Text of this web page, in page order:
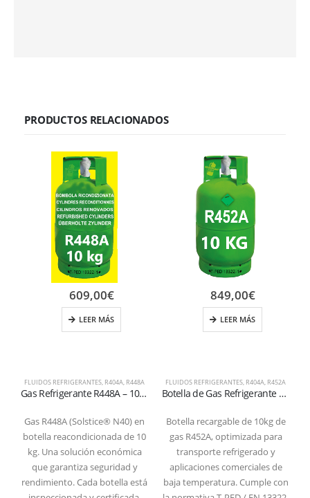
PRODUCTOS RELACIONADOS
FLUIDOS REFRIGERANTES, R404A, R448A
Gas Refrigerante R448A – 10 kg – Botella REACONDICIONADA con válvula 1/4
Gas R448A (Solstice® N40) en
botella reacondicionada de 10
kg. Una solución económica
que garantiza seguridad y
rendimiento. Cada botella está
609,00€
LEER MÁS
FLUIDOS REFRIGERANTES, R404A, R452A
Botella de Gas Refrigerante R452A – 10kg – (T-PED) – Válvula 1/4″ SAE
Botella recargable de 10kg de
gas R452A, optimizada para
transporte refrigerado y
aplicaciones comerciales de
baja temperatura. Cumple con
849,00€
LEER MÁS